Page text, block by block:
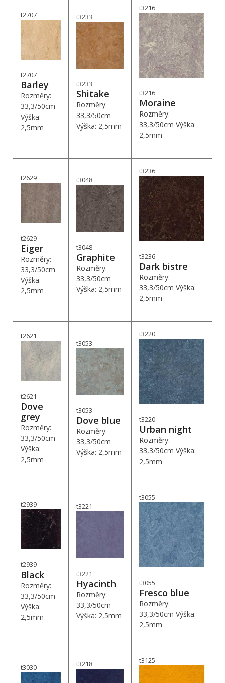
t2707
t2707
Barley
Rozměry:
33,3/50cm
Výška:
2,5mm
t3233
t3233
Shitake
Rozměry:
33,3/50cm
Výška: 2,5mm
t3216
t3216
Moraine
Rozměry:
33,3/50cm Výška:
2,5mm
t2629
t2629
Eiger
Rozměry:
33,3/50cm
Výška:
2,5mm
t3048
t3048
Graphite
Rozměry:
33,3/50cm
Výška: 2,5mm
t3236
t3236
Dark bistre
Rozměry:
33,3/50cm Výška:
2,5mm
t2621
t2621
Dove
grey
Rozměry:
33,3/50cm
Výška:
2,5mm
t3053
t3053
Dove blue
Rozměry:
33,3/50cm
Výška: 2,5mm
t3220
t3220
Urban night
Rozměry:
33,3/50cm Výška:
2,5mm
t2939
t2939
Black
Rozměry:
33,3/50cm
Výška:
2,5mm
t3221
t3221
Hyacinth
Rozměry:
33,3/50cm
Výška: 2,5mm
t3055
t3055
Fresco blue
Rozměry:
33,3/50cm Výška:
2,5mm
t3030 t3218 t3125